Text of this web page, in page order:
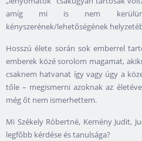
amíg mi is nem
kényszerének/lehetőségének
Hosszú élete során sok emberrel
emberek közé sorolom magamat,
csaknem hatvanat így vagy úgy a
tőle – megismerni azoknak az
még őt nem ismerhettem.
Mi Székely Róbertné, Kemény Judit,
legfőbb kérdése és tanulsága?